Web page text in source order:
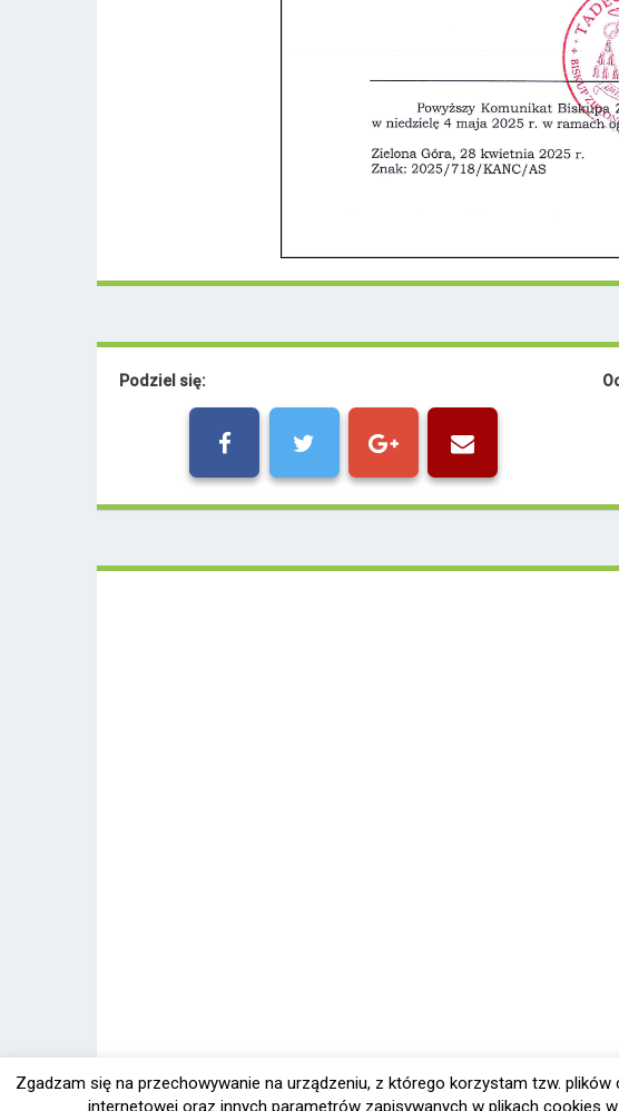
Podziel się:
Zgadzam się na przechowywanie na urządzeniu, z którego korzystam tzw.
internetowej oraz innych parametrów zapisywanych w plikach cookies